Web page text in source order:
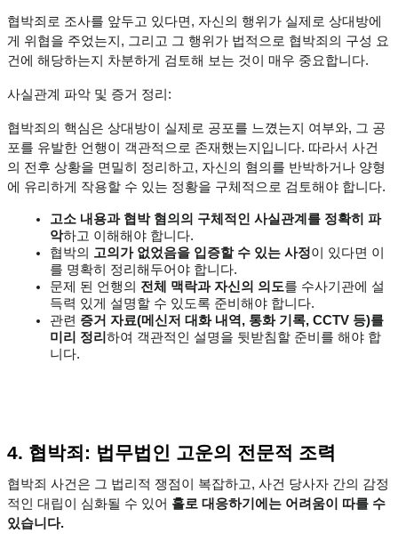
협박죄로 조사를 앞두고 있다면, 자신의 행위가 실제로 상대방에
게 위협을 주었는지, 그리고 그 행위가 법적으로 협박죄의 구성 요
건에 해당하는지 차분하게 검토해 보는 것이 매우 중요합니다.
사실관계 파악 및 증거 정리:
협박죄의 핵심은 상대방이 실제로 공포를 느꼈는지 여부와, 그 공
포를 유발한 언행이 객관적으로 존재했는지입니다. 따라서 사건
의 전후 상황을 면밀히 정리하고, 자신의 혐의를 반박하거나 양형
에 유리하게 작용할 수 있는 정황을 구체적으로 검토해야 합니다.
고소 내용과 협박 혐의의 구체적인 사실관계를 정확히 파
악하고 이해해야 합니다.
협박의
고의가 없었음을 입증할 수 있는 사정이 있다면 이
를 명확히 정리해두어야 합니다.
문제 된 언행의 전체 맥락과 자신의 의도를 수사기관에 설
득력 있게 설명할 수 있도록 준비해야 합니다.
관련 증거 자료(메신저 대화 내역, 통화 기록, CCTV 등)를
미리 정리 하여 객관적인 설명을 뒷받침할 준비를 해야 합
니다.
4. 협박죄: 법무법인 고운의 전문적 조력
협박죄 사건은 그 법리적 쟁점이 복잡하고, 사건 당사자 간의 감정
적인 대립이 심화될 수 있어 홀로 대응하기에는 어려움이 따를 수
있습니다.